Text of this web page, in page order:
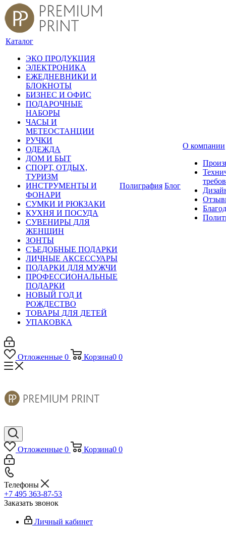
Каталог
ЭКО ПРОДУКЦИЯ
ЭЛЕКТРОНИКА
ЕЖЕДНЕВНИКИ И
БЛОКНОТЫ
БИЗНЕС И ОФИС
ПОДАРОЧНЫЕ
НАБОРЫ
ЧАСЫ И
МЕТЕОСТАНЦИИ
РУЧКИ
ОДЕЖДА
ДОМ И БЫТ
СПОРТ, ОТДЫХ,
ТУРИЗМ
ИНСТРУМЕНТЫ И
ФОНАРИ
СУМКИ И РЮКЗАКИ
КУХНЯ И ПОСУДА
СУВЕНИРЫ ДЛЯ
ЖЕНЩИН
ЗОНТЫ
СЪЕДОБНЫЕ ПОДАРКИ
ЛИЧНЫЕ АКСЕССУАРЫ
ПОДАРКИ ДЛЯ МУЖЧИ
ПРОФЕССИОНАЛЬНЫЕ
ПОДАРКИ
НОВЫЙ ГОД И
РОЖДЕСТВО
ТОВАРЫ ДЛЯ ДЕТЕЙ
УПАКОВКА
Полиграфия Блог
О компании
Отложенные 0 Корзина0 0
Отложенные 0 Корзина0 0
Телефоны
+7 495 363-87-53
Заказать звонок
Личный кабинет